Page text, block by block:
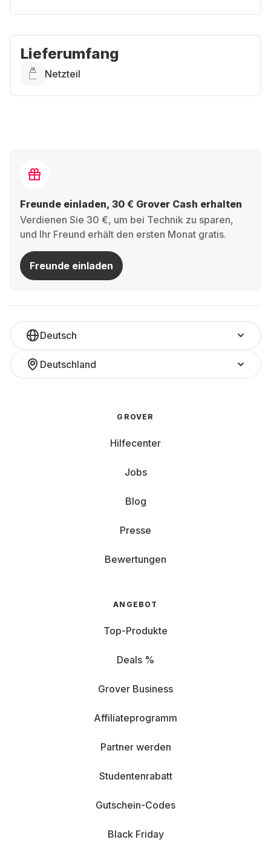
Lieferumfang
Netzteil
Freunde einladen, 30 € Grover Cash erhalten
Verdienen Sie 30 €, um bei Technik zu sparen,
und Ihr Freund erhält den ersten Monat gratis.
Freunde einladen
Deutsch
Deutschland
GROVER
Hilfecenter
Jobs
Blog
Presse
Bewertungen
ANGEBOT
Top-Produkte
Deals %
Grover Business
Affiliateprogramm
Partner werden
Studentenrabatt
Gutschein-Codes
Black Friday